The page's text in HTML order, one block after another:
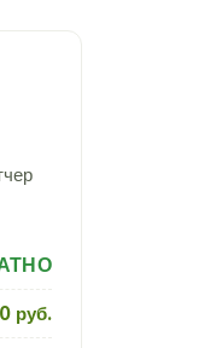
руб.